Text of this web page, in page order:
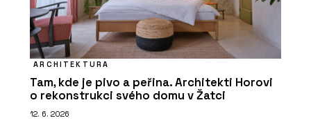
ARCHITEKTURA
Tam, kde je pivo a peřina. Architekti Horovi
o rekonstrukci svého domu v Žatci
12. 6. 2026